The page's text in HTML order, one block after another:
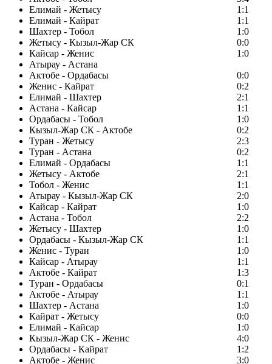
Елимай - Жетысу
1:1
Елимай - Кайрат
1:1
Шахтер - Тобол
1:0
Жетысу - Кызыл-Жар СК
0:0
Кайсар - Женис
1:0
Атырау - Астана
Актобе - Ордабасы
0:0
Женис - Кайрат
0:2
Елимай - Шахтер
2:1
Астана - Кайсар
1:1
Ордабасы - Тобол
1:0
Кызыл-Жар СК - Актобе
0:2
Туран - Жетысу
2:3
Туран - Астана
0:2
Елимай - Ордабасы
1:1
Жетысу - Актобе
2:1
Тобол - Женис
1:1
Атырау - Кызыл-Жар СК
2:0
Кайсар - Кайрат
1:0
Астана - Тобол
2:2
Жетысу - Шахтер
1:0
Ордабасы - Кызыл-Жар СК
1:1
Женис - Туран
1:0
Кайсар - Атырау
1:1
Актобе - Кайрат
1:3
Туран - Ордабасы
0:1
Актобе - Атырау
1:1
Шахтер - Астана
1:0
Кайрат - Жетысу
0:0
Елимай - Кайсар
1:0
Кызыл-Жар СК - Женис
4:0
Ордабасы - Кайрат
1:2
Актобе - Женис
3:0